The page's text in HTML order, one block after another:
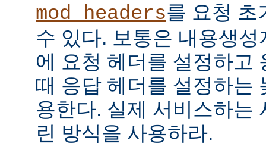
mod_headers를 요청 초
수 있다. 보통은 내용생
에 요청 헤더를 설정하고
때 응답 헤더를 설정하는
용한다. 실제 서비스하는
린 방식을 사용하라.